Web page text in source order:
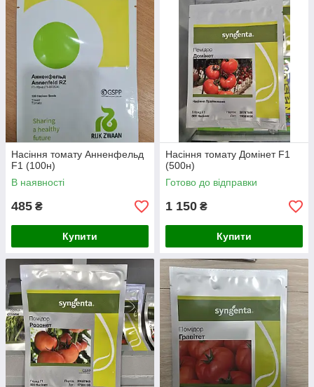
Насіння томату Анненфельд
F1 (100н)
В наявності
485 ₴
Купити
Насіння томату Домінет F1
(500н)
Готово до відправки
1 150 ₴
Купити